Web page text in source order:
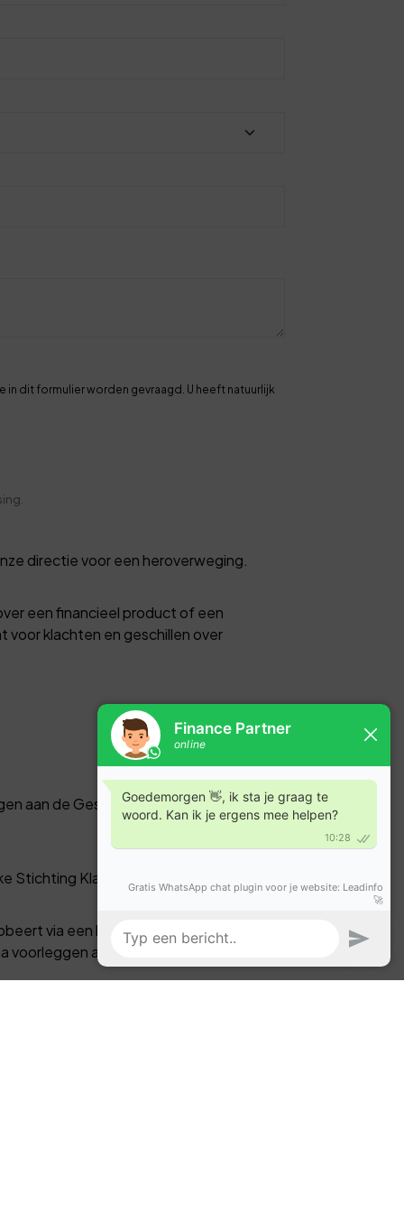
dit formulier worden gevraagd. U heeft natuurlijk
directie voor een heroverweging.
een financieel product of een
klachten en geschillen over
aan de Geschillencommissie van het
Stichting Klachten en Geschillen
via een bemiddelingstraject een
aan de SKGZ. De SKGZ zal